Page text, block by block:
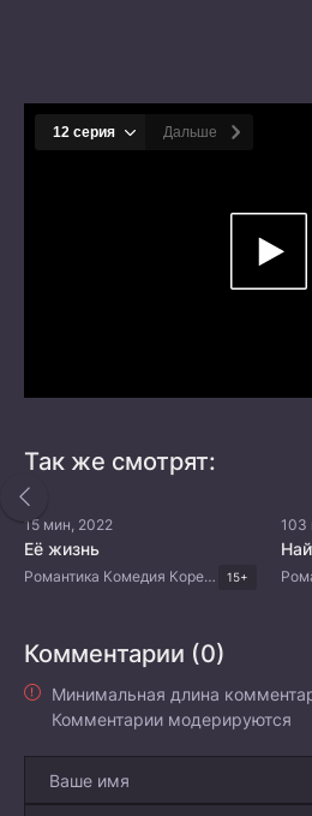
Так же смотрят:
15 мин, 2022
Её жизнь
Романтика Комедия Корейские дорамы 15+
103
Комментарии (0)
Минимальная длина
Комментарии модерируются